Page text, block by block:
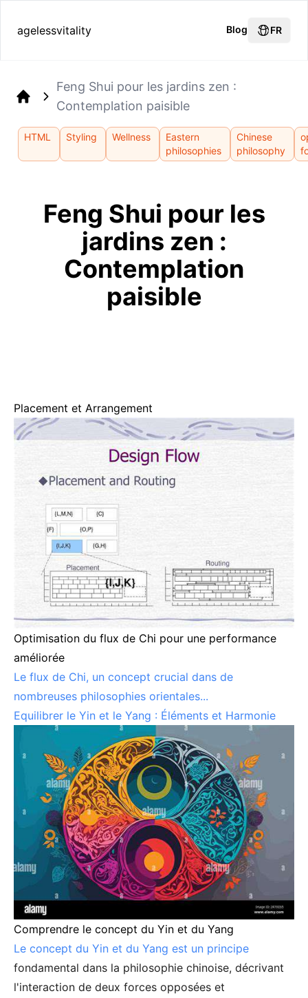
agelessvitality Blog FR
Feng Shui pour les jardins zen :
Contemplation paisible
HTML Styling Wellness
Eastern
philosophies
Chinese
philosophy
Feng Shui pour les
jardins zen :
Contemplation
paisible
Placement et Arrangement
Optimisation du flux de Chi pour une performance
améliorée
Le flux de Chi, un concept crucial dans de
nombreuses philosophies orientales...
Equilibrer le Yin et le Yang : Éléments et Harmonie
Comprendre le concept du Yin et du Yang
Le concept du Yin et du Yang est un principe
fondamental dans la philosophie chinoise, décrivant
l'interaction de deux forces opposées et